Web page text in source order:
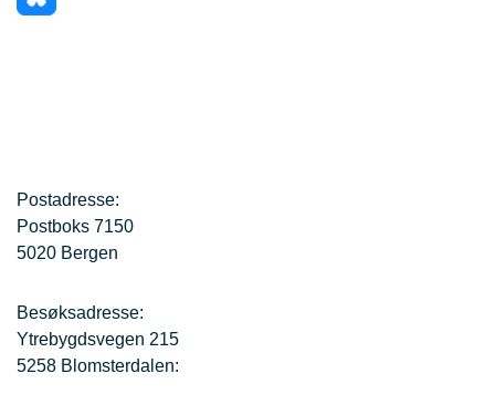
Postadresse:
Postboks 7150
5020 Bergen
Besøksadresse:
Ytrebygdsvegen 215
5258 Blomsterdalen: